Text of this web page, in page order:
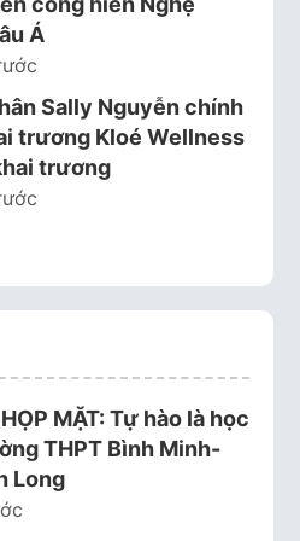
Á
Sally Nguyễn chính
trương Kloé Wellness
trương
MẶT: Tự hào là học
THPT Bình Minh-
Long